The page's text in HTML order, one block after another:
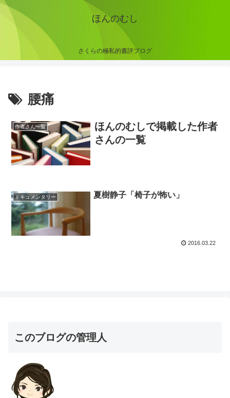
ほんのむし
さくらの極私的書評ブログ
腰痛
作者さん一覧
ほんのむしで掲載した作者
さんの一覧
ドキュメンタリー 夏樹静子「椅子が怖い」
2016.03.22
このブログの管理人